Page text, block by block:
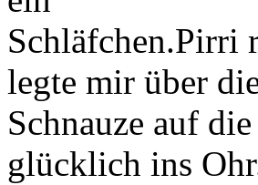
Schläfchen.Pirri
legte mir über
Schnauze auf
glücklich ins